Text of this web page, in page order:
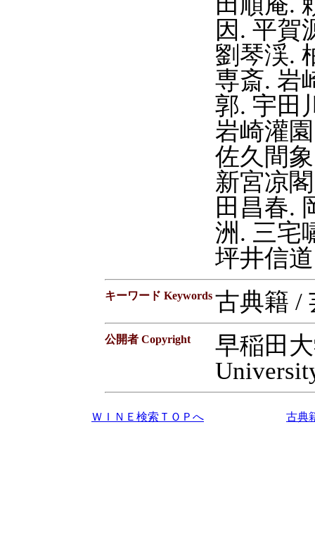
因. 平賀
劉琴渓.
専斎. 岩
郭. 宇田
岩崎灌
佐久間
新宮凉
田昌春.
洲. 三宅
坪井信
キーワード Keywords 古典籍 /
公開者 Copyright
早稲田
ＷＩＮＥ検索ＴＯＰへ 古典